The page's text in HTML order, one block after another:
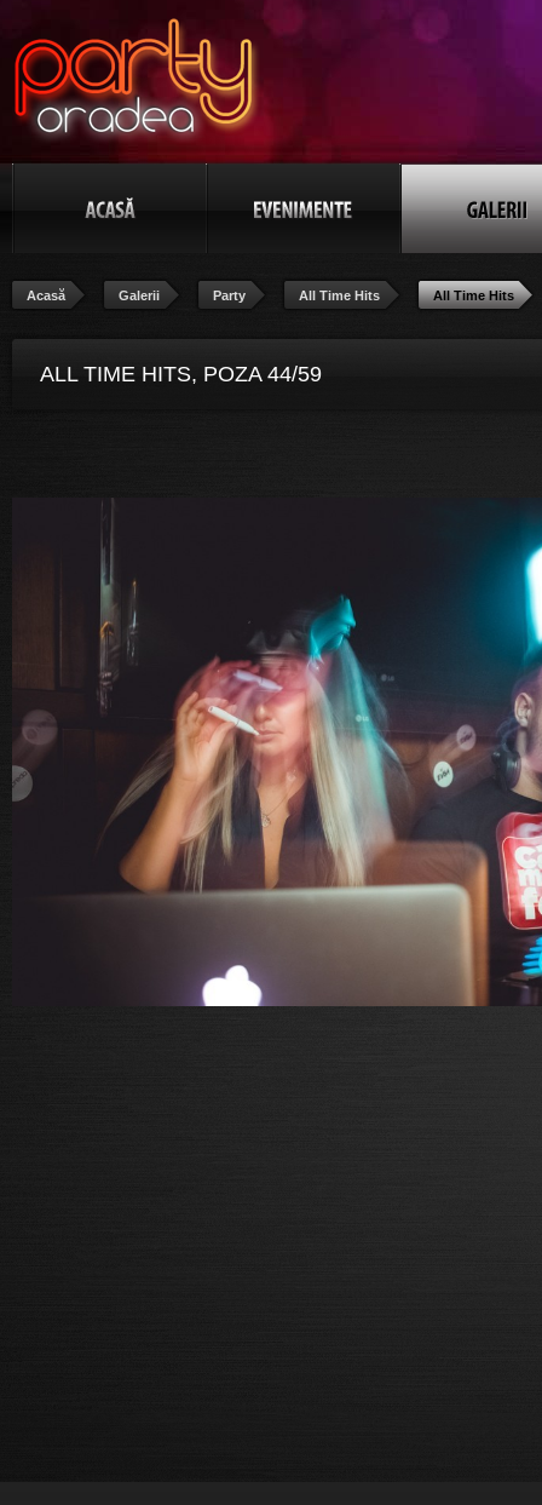
Acasă Galerii Party All Time Hits All Time Hits
ALL TIME HITS, POZA 44/59